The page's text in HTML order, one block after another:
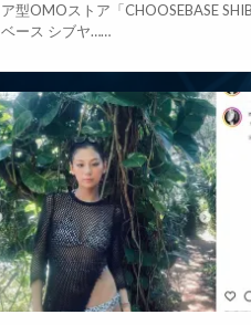
ア型OMOストア「CHOOSEBASE
ベース シブヤ……